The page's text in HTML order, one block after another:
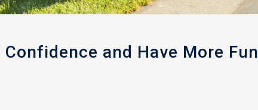
and Have More Fun